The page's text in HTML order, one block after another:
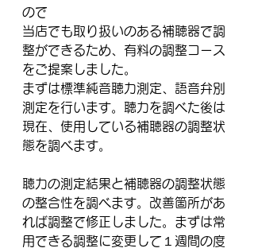
ので
当店でも取り扱いのある補聴器で調
整ができるため、有料の調整コース
をご提案しました。
まずは標準純音聴力測定、語音弁別
測定を行います。聴力を調べた後は
現在、使用している補聴器の調整状
態を調べます。
聴力の測定結果と補聴器の調整状態
の整合性を調べます。改善箇所があ
れば調整で修正しました。まずは常
用できる調整に変更して１週間の度